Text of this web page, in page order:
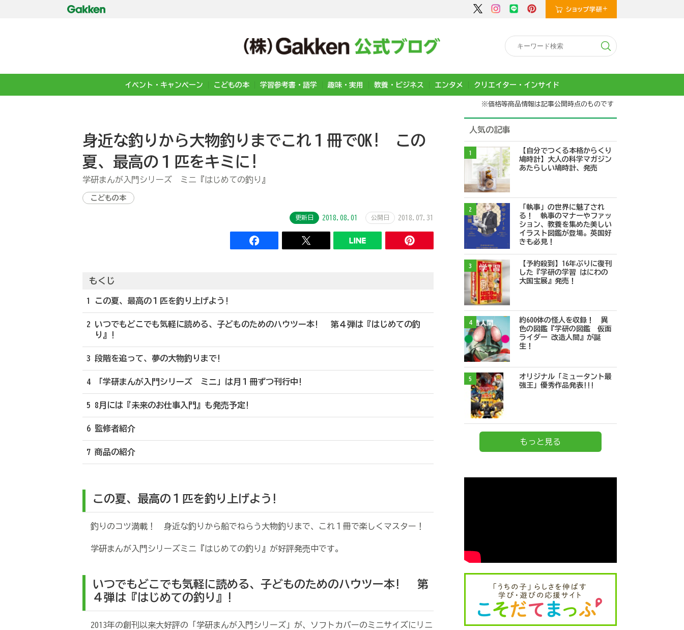
イベント・キャンペーン こどもの本 学習参考書・語学 趣味・実用 教養・ビジネス エンタメ クリエイター・インサイド
※価格等商品情報は記事公開時点のものです
身近な釣りから大物釣りまでこれ１冊でOK! この
夏、最高の１匹をキミに!
学研まんが入門シリーズ ミニ『はじめての釣り』
こどもの本
更新日 2018.08.01 公開日 2018.07.31
もくじ
1 この夏、最高の１匹を釣り上げよう!
2 いつでもどこでも気軽に読める、子どものためのハウツー本! 第４弾は『はじめての釣
り』!
3 段階を追って、夢の大物釣りまで!
4 「学研まんが入門シリーズ ミニ」は月１冊ずつ刊行中!
5 8月には『未来のお仕事入門』も発売予定!
6 監修者紹介
7 商品の紹介
この夏、最高の１匹を釣り上げよう!
釣りのコツ満載！ 身近な釣りから船でねらう大物釣りまで、これ１冊で楽しくマスター！
学研まんが入門シリーズミニ『はじめての釣り』が好評発売中です。
いつでもどこでも気軽に読める、子どものためのハウツー本! 第
４弾は『はじめての釣り』!
2013年の創刊以来大好評の「学研まんが入門シリーズ」が、ソフトカバーのミニサイズにリニ
人気の記事
1
【自分でつくる本格からくり
鳩時計】大人の科学マガジン
あたらしい鳩時計、発売
2
「執事」の世界に魅了され
る！ 執事のマナーやファッ
ション、教養を集めた美しい
イラスト図鑑が登場。英国好
きも必見！
3
【予約殺到】16年ぶりに復刊
した『学研の学習 はにわの
大国宝展』発売！
4
約600体の怪人を収録！ 異
色の図鑑『学研の図鑑 仮面
ライダー 改造人間』が誕
生！
5
オリジナル「ミュータント最
強王」優秀作品発表!!!
もっと見る